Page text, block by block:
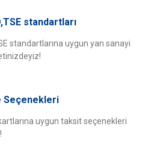
standartları
standartlarına uygun yan sanayi
Seçenekleri
uygun taksit seçenekleri